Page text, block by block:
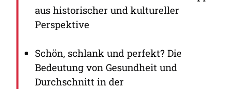
aus historischer und kultureller
Perspektive
Schön, schlank und perfekt? Die
Bedeutung von Gesundheit und
Durchschnitt in der